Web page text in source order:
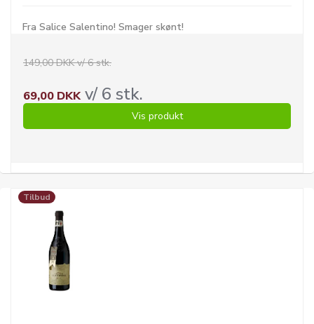
Fra Salice Salentino! Smager skønt!
149,00 DKK v/ 6 stk.
69,00 DKKv/ 6 stk.
Vis produkt
Tilbud